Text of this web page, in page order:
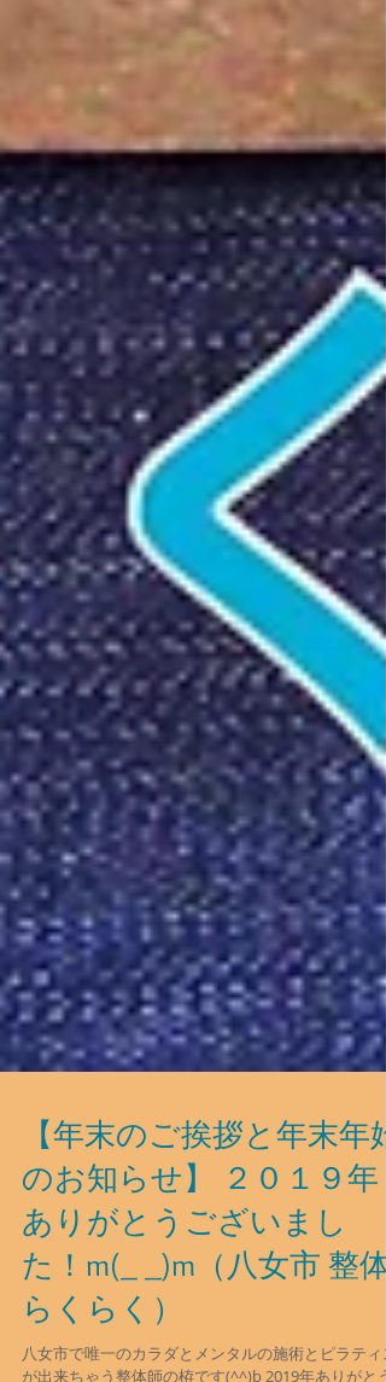
【年末のご挨拶と年末年始
のお知らせ】 ２０１９年
ありがとうございまし
た！m(_ _)m（八女市 整体